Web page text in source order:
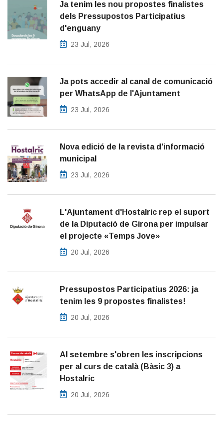
Ja tenim les nou propostes finalistes
dels Pressupostos Participatius
d'enguany
23 Jul, 2026
Ja pots accedir al canal de comunicació
per WhatsApp de l'Ajuntament
23 Jul, 2026
Nova edició de la revista d'informació
municipal
23 Jul, 2026
L'Ajuntament d'Hostalric rep el suport
de la Diputació de Girona per impulsar
el projecte «Temps Jove»
20 Jul, 2026
Pressupostos Participatius 2026: ja
tenim les 9 propostes finalistes!
20 Jul, 2026
Al setembre s'obren les inscripcions
per al curs de català (Bàsic 3) a
Hostalric
20 Jul, 2026